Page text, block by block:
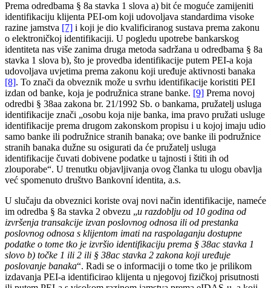
Prema odredbama § 8a stavka 1 slova a) bit će moguće zamijeniti
identifikaciju klijenta PEI-om koji udovoljava standardima visoke
razine jamstva [7] i koji je dio kvalificiranog sustava prema zakonu
o elektroničkoj identifikaciji. U pogledu upotrebe bankarskog
identiteta nas više zanima druga metoda sadržana u odredbama § 8a
stavka 1 slova b), što je provedba identifikacije putem PEI-a koja
udovoljava uvjetima prema zakonu koji uređuje aktivnosti banaka
[8]. To znači da obveznik može u svrhu identifikacije koristiti PEI
izdan od banke, koja je podružnica strane banke. [9] Prema novoj
odredbi § 38aa zakona br. 21/1992 Sb. o bankama, pružatelj usluga
identifikacije znači „osobu koja nije banka, ima pravo pružati usluge
identifikacije prema drugom zakonskom propisu i u kojoj imaju udio
samo banke ili podružnice stranih banaka; ove banke ili podružnice
stranih banaka dužne su osigurati da će pružatelj usluga
identifikacije čuvati dobivene podatke u tajnosti i štiti ih od
zlouporabe“. U trenutku objavljivanja ovog članka tu ulogu obavlja
već spomenuto društvo Bankovní identita, a.s.
U slučaju da obveznici koriste ovaj novi način identifikacije, nameće
im odredba § 8a stavka 2 obvezu „u razdoblju od 10 godina od
izvršenja transakcije izvan poslovnog odnosa ili od prestanka
poslovnog odnosa s klijentom imati na raspolaganju dostupne
podatke o tome tko je izvršio identifikaciju prema § 38ac stavka 1
slovo b) točke 1 ili 2 ili § 38ac stavka 2 zakona koji uređuje
poslovanje banaka“. Radi se o informaciji o tome tko je prilikom
izdavanja PEI-a identificirao klijenta u njegovoj fizičkoj prisutnosti